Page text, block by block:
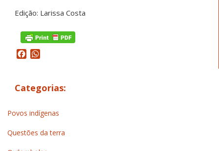
Edição: Larissa Costa
Facebook
Categorias:
Povos indígenas
Questões da terra